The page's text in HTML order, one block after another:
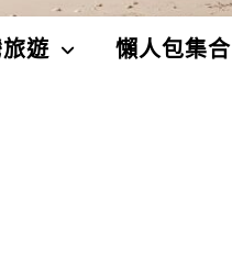
遊 懶人包集合